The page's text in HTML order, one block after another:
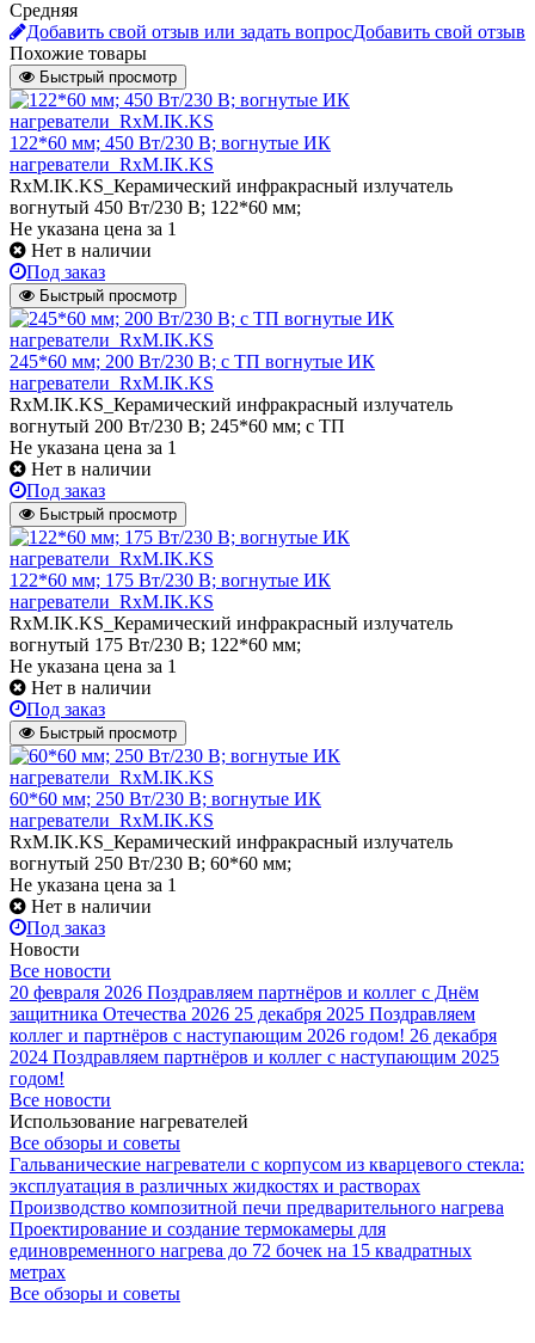
Средняя
Добавить свой отзыв или задать вопросДобавить свой отзыв
Похожие товары
Быстрый просмотр
122*60 мм; 450 Вт/230 В; вогнутые ИК
нагреватели_RxM.IK.KS
RxM.IK.KS_Керамический инфракрасный излучатель
вогнутый 450 Вт/230 В; 122*60 мм;
Не указана цена за 1
Нет в наличии
Под заказ
Быстрый просмотр
245*60 мм; 200 Вт/230 В; с ТП вогнутые ИК
нагреватели_RxM.IK.KS
RxM.IK.KS_Керамический инфракрасный излучатель
вогнутый 200 Вт/230 В; 245*60 мм; с ТП
Не указана цена за 1
Нет в наличии
Под заказ
Быстрый просмотр
122*60 мм; 175 Вт/230 В; вогнутые ИК
нагреватели_RxM.IK.KS
RxM.IK.KS_Керамический инфракрасный излучатель
вогнутый 175 Вт/230 В; 122*60 мм;
Не указана цена за 1
Нет в наличии
Под заказ
Быстрый просмотр
60*60 мм; 250 Вт/230 В; вогнутые ИК
нагреватели_RxM.IK.KS
RxM.IK.KS_Керамический инфракрасный излучатель
вогнутый 250 Вт/230 В; 60*60 мм;
Не указана цена за 1
Нет в наличии
Под заказ
Новости
Все новости
20 февраля 2026 Поздравляем партнёров и коллег с Днём
защитника Отечества 2026 25 декабря 2025 Поздравляем
коллег и партнёров с наступающим 2026 годом! 26 декабря
2024 Поздравляем партнёров и коллег с наступающим 2025
годом!
Все новости
Использование нагревателей
Все обзоры и советы
Гальванические нагреватели с корпусом из кварцевого стекла:
эксплуатация в различных жидкостях и растворах
Производство композитной печи предварительного нагрева
Проектирование и создание термокамеры для
единовременного нагрева до 72 бочек на 15 квадратных
метрах
Все обзоры и советы